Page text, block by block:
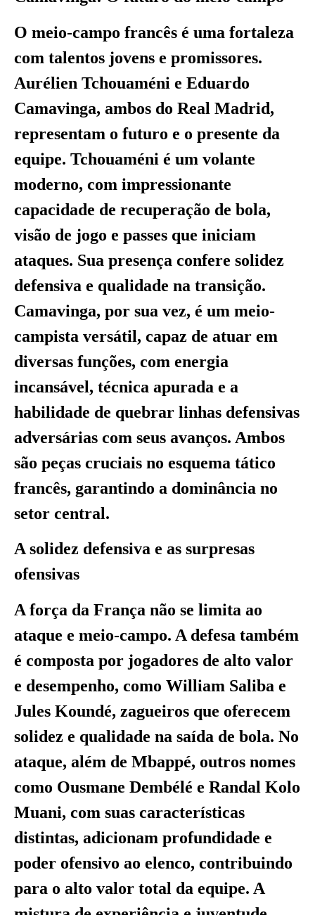
O meio-campo francês é uma fortaleza
com talentos jovens e promissores.
Aurélien Tchouaméni e Eduardo
Camavinga, ambos do Real Madrid,
representam o futuro e o presente da
equipe. Tchouaméni é um volante
moderno, com impressionante
capacidade de recuperação de bola,
visão de jogo e passes que iniciam
ataques. Sua presença confere solidez
defensiva e qualidade na transição.
Camavinga, por sua vez, é um meio-
campista versátil, capaz de atuar em
diversas funções, com energia
incansável, técnica apurada e a
habilidade de quebrar linhas defensivas
adversárias com seus avanços. Ambos
são peças cruciais no esquema tático
francês, garantindo a dominância no
setor central.
A solidez defensiva e as surpresas
ofensivas
A força da França não se limita ao
ataque e meio-campo. A defesa também
é composta por jogadores de alto valor
e desempenho, como William Saliba e
Jules Koundé, zagueiros que oferecem
solidez e qualidade na saída de bola. No
ataque, além de Mbappé, outros nomes
como Ousmane Dembélé e Randal Kolo
Muani, com suas características
distintas, adicionam profundidade e
poder ofensivo ao elenco, contribuindo
para o alto valor total da equipe. A